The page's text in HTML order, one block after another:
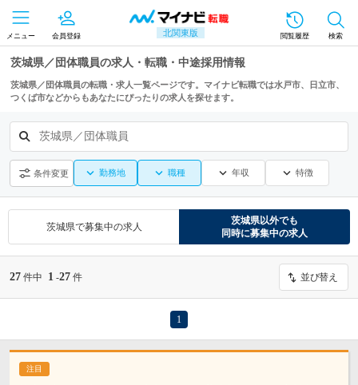
北関東版
メニュー 会員登録 閲覧履歴 検索
茨城県／団体職員の求人・転職・中途採用情報
茨城県／団体職員の転職・求人一覧ページです。マイナビ転職では水戸市、日立市、
つくば市などからもあなたにぴったりの求人を探せます。
茨城県／団体職員
条件変更 勤務地 職種 年収 特徴
茨城県で募集中の求人
茨城県以外でも
同時に募集中の求人
27 件中 1 -27 件 並び替え
1